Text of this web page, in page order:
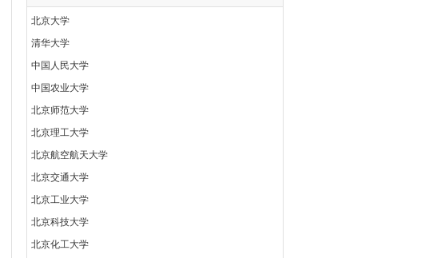
北京大学
清华大学
中国人民大学
中国农业大学
北京师范大学
北京理工大学
北京航空航天大学
北京交通大学
北京工业大学
北京科技大学
北京化工大学